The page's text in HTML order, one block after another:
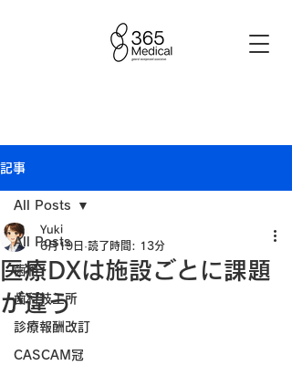
記事
All Posts
歯科
歯科技工所
診療報酬改訂
CASCAM冠
All Posts
医療DXは施設ごとに課題
が違う
Yuki
6月19日 読了時間: 13分